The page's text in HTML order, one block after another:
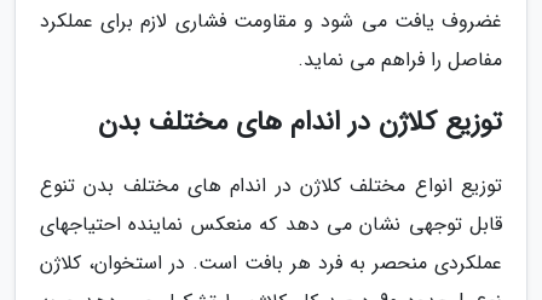
غضروف یافت می شود و مقاومت فشاری لازم برای عملکرد
مفاصل را فراهم می نماید.
توزیع کلاژن در اندام های مختلف بدن
توزیع انواع مختلف کلاژن در اندام های مختلف بدن تنوع
قابل توجهی نشان می دهد که منعکس نماینده احتیاجهای
عملکردی منحصر به فرد هر بافت است. در استخوان، کلاژن